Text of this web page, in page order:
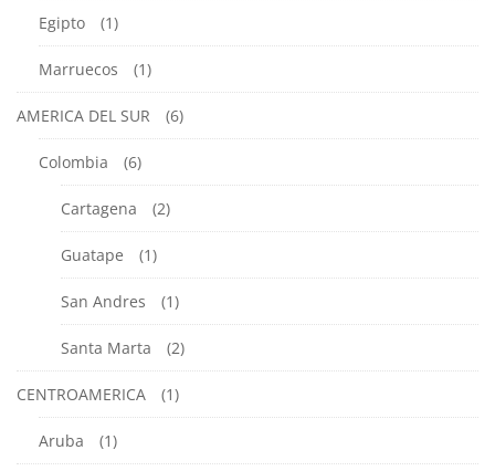
23,
2024
2018-
08-
21T21:20:00-
05:00
CONSEJOS
DE
VIAJES
Egipto (1)
Marruecos (1)
AMERICA DEL SUR (6)
Colombia (6)
Cartagena (2)
Guatape (1)
San Andres (1)
Santa Marta (2)
CENTROAMERICA (1)
Aruba (1)